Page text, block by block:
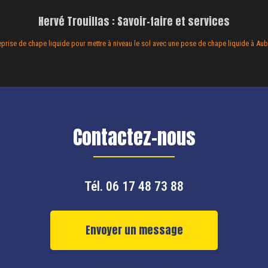
Hervé Trouillas : Savoir-faire et services
de chape liquide pour mettre à niveau le sol avec une pose de chape liquide à
Contactez-nous
Tél. 06 17 48 73 88
Envoyer un message